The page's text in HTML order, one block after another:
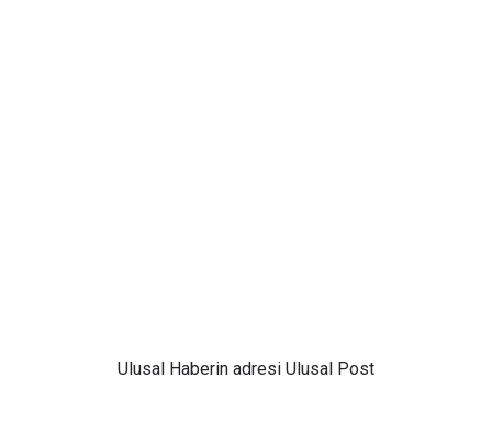
Ulusal Haberin adresi Ulusal Post